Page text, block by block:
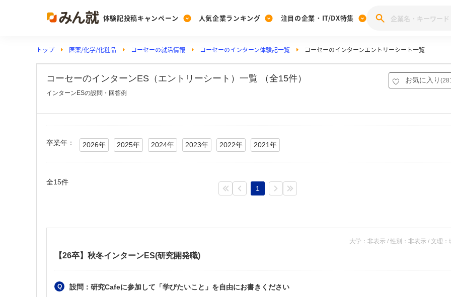
体験記投稿キャンペーン
Post
投稿する
[27卒] 本選考体験記投稿キャンペーン
人気企業ランキング
Ranking
ランキングを見る
みんなのDX企業就職ブランド調査
Vote みん
注目の企業・IT/DX特集
PickUp
注目の企業特集
28
動画で知ろう！業界・企業研究
トップ 医薬/化学/化粧品 コーセーの就活情報 コーセーのインターン体験記一覧 コーセーのインターンエントリーシート一覧
コーセーのインターンES（エントリーシート）一覧 （全15件） お気に入り (
インターンESの設問・回答例
卒業年： 2026年 2025年 2024年 2023年 2022年 2021年
全15件
1
大学：非表示 / 性別：非表示 / 文理：
【26卒】秋冬インターンES(研究開発職)
設問：研究Cafeに参加して「学びたいこと」を自由にお書きください